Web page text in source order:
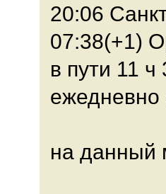
20:06
07:38(+1)
в пути 11
ежедневно
на данный